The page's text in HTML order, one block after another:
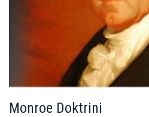
Monroe Doktrini